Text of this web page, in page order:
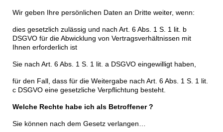
Wir geben Ihre persönlichen Daten an Dritte weiter, wenn:
dies gesetzlich zulässig und nach Art. 6 Abs. 1 S. 1 lit. b
DSGVO für die Abwicklung von Vertragsverhältnissen mit
Ihnen erforderlich ist
Sie nach Art. 6 Abs. 1 S. 1 lit. a DSGVO eingewilligt haben,
für den Fall, dass für die Weitergabe nach Art. 6 Abs. 1 S. 1 lit.
c DSGVO eine gesetzliche Verpflichtung besteht.
Welche Rechte habe ich als Betroffener ?
Sie können nach dem Gesetz verlangen…